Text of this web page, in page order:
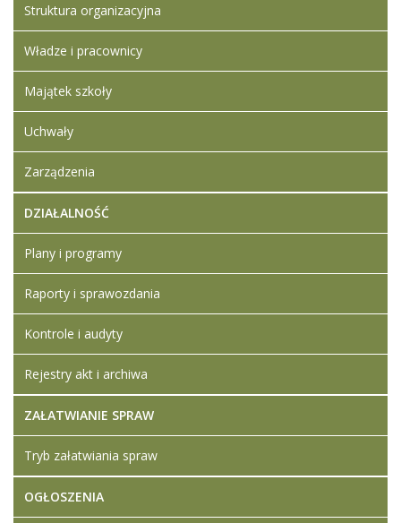
Struktura organizacyjna
Władze i pracownicy
Majątek szkoły
Uchwały
Zarządzenia
DZIAŁALNOŚĆ
Plany i programy
Raporty i sprawozdania
Kontrole i audyty
Rejestry akt i archiwa
ZAŁATWIANIE SPRAW
Tryb załatwiania spraw
OGŁOSZENIA